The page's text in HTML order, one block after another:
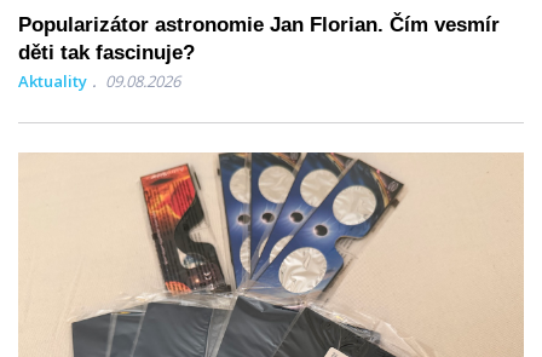
Popularizátor astronomie Jan Florian. Čím vesmír
děti tak fascinuje?
Aktuality 09.08.2026